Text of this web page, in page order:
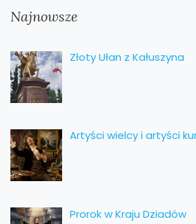
Najnowsze
Złoty Ułan z Kałuszyna
Artyści wielcy i artyści
Prorok w Kraju Dziadów